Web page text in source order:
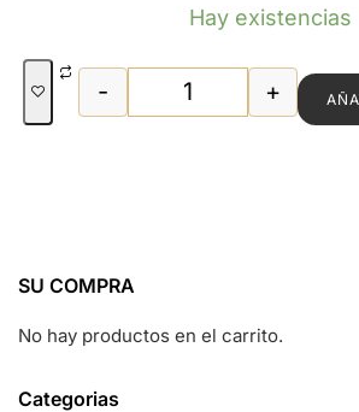
Hay existencias
PEGAMENTO
- +
SU COMPRA
No hay productos en el carrito.
Categorias